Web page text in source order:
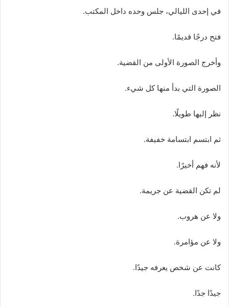
في إحدى الليالي، جلس وحده داخل المكتب.
فتح درجًا قديمًا.
وأخرج الصورة الأولى من القضية.
الصورة التي بدأ منها كل شيء.
نظر إليها طويلًا.
ثم ابتسم ابتسامة خفيفة.
لأنه فهم أخيرًا.
لم تكن القضية عن جريمة.
ولا عن هروب.
ولا عن مؤامرة.
كانت عن شخص يعرفه جيدًا.
جيدًا جدًا.